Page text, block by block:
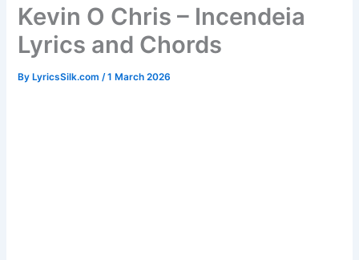
Kevin O Chris – Incendeia
Lyrics and Chords
ByLyricsSilk.com /1 March 2026